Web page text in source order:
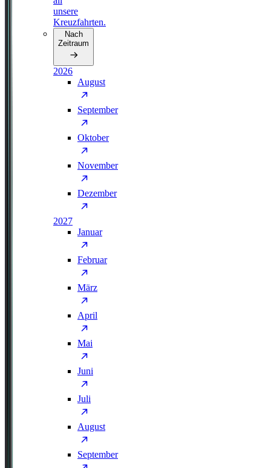
unsere
Kreuzfahrten.
Nach
Zeitraum
2026
August
September
Oktober
November
Dezember
2027
Januar
Februar
März
April
Mai
Juni
Juli
August
September